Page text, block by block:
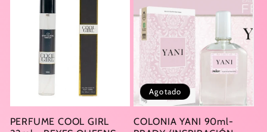
PERFUME COOL GIRL
Agotado
COLONIA YANI 90ml-